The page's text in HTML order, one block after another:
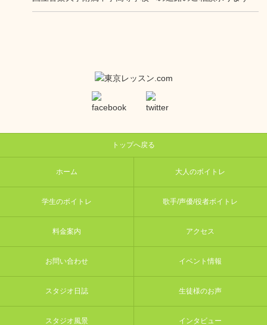
トップへ戻る
ホーム 大人のボイトレ
学生のボイトレ 歌手/声優/役者ボイトレ
料金案内 アクセス
お問い合わせ イベント情報
スタジオ日誌 生徒様のお声
スタジオ風景 インタビュー